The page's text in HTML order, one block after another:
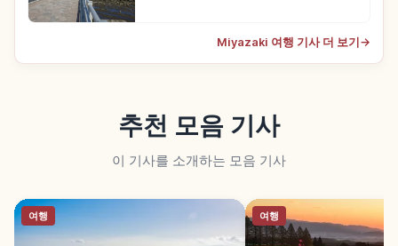
Miyazaki 여행 기사 더 보기 →
추천 모음 기사
이 기사를 소개하는 모음 기사
여행 여행